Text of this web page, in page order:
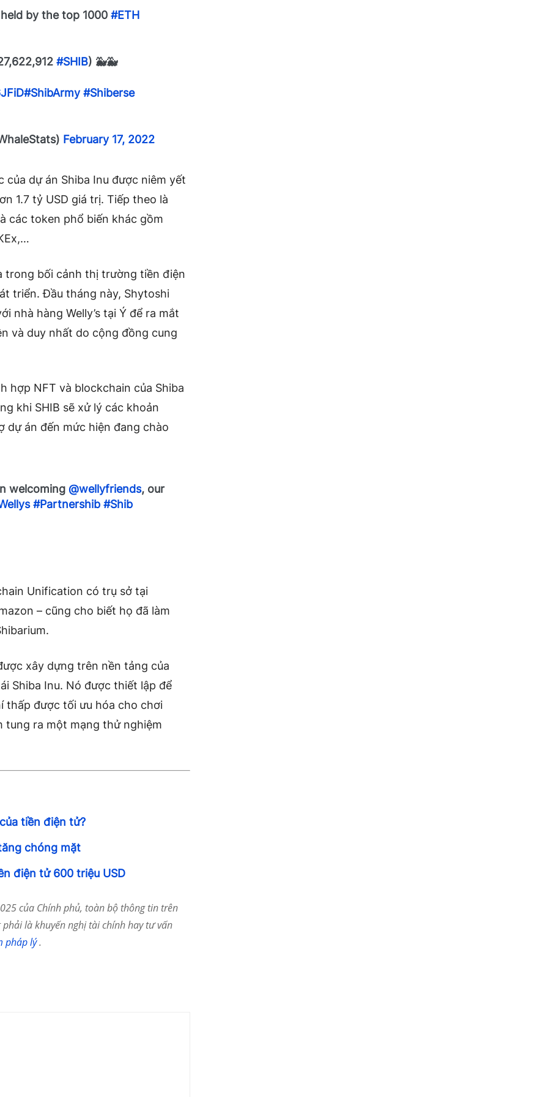
by the top 1000#ETH
#SHIB) 🐳🐳
#ShibArmy #Shiberse
February 17, 2022
dự án Shiba Inu được niêm yết
1.7 tỷ USD giá trị. Tiếp theo là
các token phổ biến khác gồm
trong bối cảnh thị trường tiền điện
triển. Đầu tháng này, Shytoshi
nhà hàng Welly’s tại Ý để ra mắt
và duy nhất do cộng đồng cung
hợp NFT và blockchain của Shiba
khi SHIB sẽ xử lý các khoản
dự án đến mức hiện đang chào
welcoming @wellyfriends, our
#Partnershib #Shib
Unification có trụ sở tại
– cũng cho biết họ đã làm
xây dựng trên nền tảng của
Shiba Inu. Nó được thiết lập để
thấp được tối ưu hóa cho chơi
tung ra một mạng thử nghiệm
tiền điện tử?
chóng mặt
điện tử 600 triệu USD
của Chính phủ, toàn bộ thông tin trên
là khuyến nghị tài chính hay tư vấn
pháp lý.